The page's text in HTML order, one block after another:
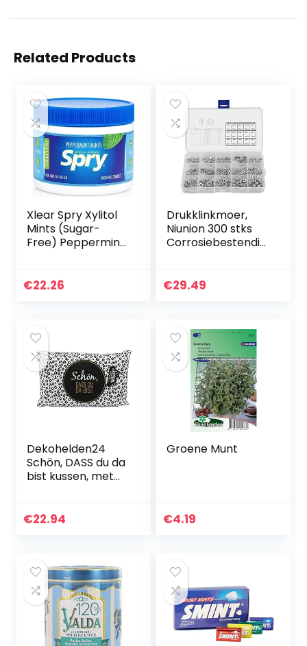
Related Products
Xlear Spry Xylitol
Mints (Sugar-
Free) Peppermint
€22.26
Drukklinkmoer,
Niunion 300 stks
Corrosiebestendig
Zelfklinkende
€29.49
Dekohelden24
Schön, DASS du da
bist kussen, met
13 x 23 cm
€22.94
Groene Munt
€4.19